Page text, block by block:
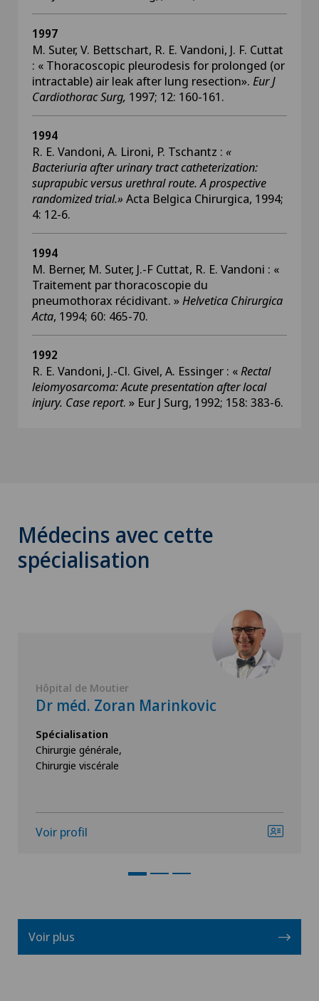
1997
M. Suter, V. Bettschart, R. E. Vandoni, J. F. Cuttat
: « Thoracoscopic pleurodesis for prolonged (or
intractable) air leak after lung resection». Eur J
Cardiothorac Surg, 1997; 12: 160-161.
1994
R. E. Vandoni, A. Lironi, P. Tschantz : «
Bacteriuria after urinary tract catheterization:
suprapubic versus urethral route. A prospective
randomized trial.» Acta Belgica Chirurgica, 1994;
4: 12-6.
1994
M. Berner, M. Suter, J.-F Cuttat, R. E. Vandoni : «
Traitement par thoracoscopie du
pneumothorax récidivant. »Helvetica Chirurgica
Acta, 1994; 60: 465-70.
1992
R. E. Vandoni, J.-Cl. Givel, A. Essinger : «Rectal
leiomyosarcoma: Acute presentation after local
injury. Case report. » Eur J Surg, 1992; 158: 383-6.
Médecins avec cette
spécialisation
Hôpital de Moutier
Dr méd. Zoran Marinkovic
Spécialisation
Chirurgie générale,
Chirurgie viscérale
Voir profil
Voir plus